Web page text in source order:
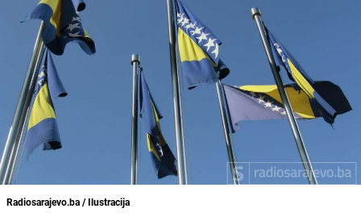
Radiosarajevo.ba / Ilustracija